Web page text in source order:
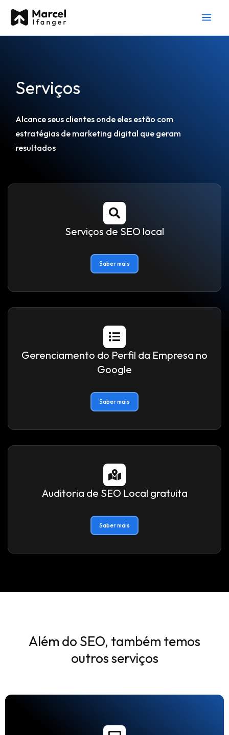
para
o
Serviços
Alcance seus clientes onde eles estão com
estratégias de marketing digital que geram
resultados
Serviços de SEO local
Saber mais
Gerenciamento do Perfil da Empresa no
Google
Saber mais
Auditoria de SEO Local gratuita
Saber mais
Além do SEO, também temos
outros serviços